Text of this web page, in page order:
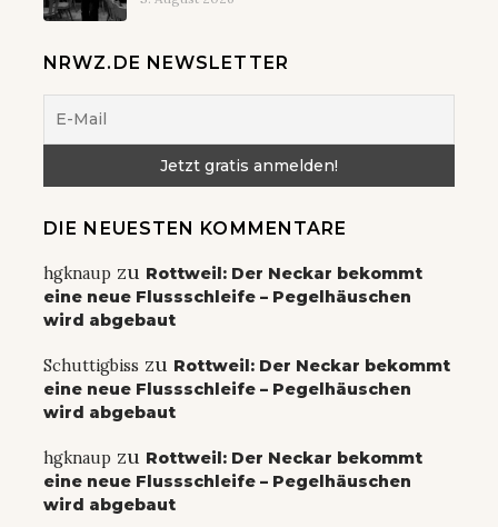
NRWZ.DE NEWSLETTER
DIE NEUESTEN KOMMENTARE
hgknaup zu Rottweil: Der Neckar bekommt
eine neue Flussschleife – Pegelhäuschen
wird abgebaut
Schuttigbiss zu Rottweil: Der Neckar bekommt
eine neue Flussschleife – Pegelhäuschen
wird abgebaut
hgknaup zu Rottweil: Der Neckar bekommt
eine neue Flussschleife – Pegelhäuschen
wird abgebaut